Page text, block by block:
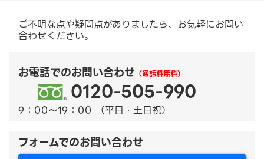
ご不明な点や疑問点がありましたら、お気軽にお問い
合わせください。
お電話でのお問い合わせ （通話料無料）
0120-505-990
9：00～19：00 （平日・土日祝）
フォームでのお問い合わせ